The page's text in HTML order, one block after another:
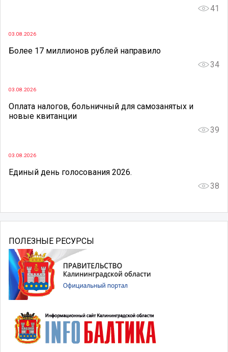
41
03.08.2026
Более 17 миллионов рублей направило
34
03.08.2026
Оплата налогов, больничный для самозанятых и
новые квитанции
39
03.08.2026
Единый день голосования 2026.
38
ПОЛЕЗНЫЕ РЕСУРСЫ